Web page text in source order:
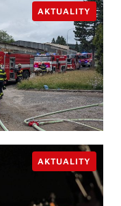
AKTUALITY
AKTUALITY